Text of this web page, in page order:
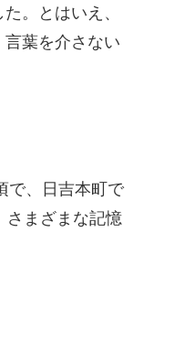
。とはいえ、
葉を介さない
で、日吉本町で
さまざまな記憶